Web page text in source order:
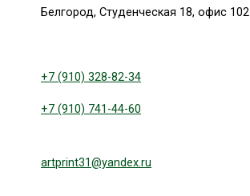
Белгород, Студенческая 18, офис 102
+7 (910) 328-82-34
+7 (910) 741-44-60
artprint31@yandex.ru